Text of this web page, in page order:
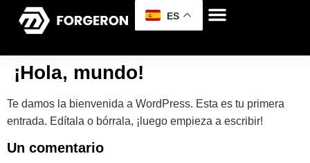
ES
¡Hola, mundo!
Te damos la bienvenida a WordPress. Esta es tu primera
entrada. Edítala o bórrala, ¡luego empieza a escribir!
Un comentario